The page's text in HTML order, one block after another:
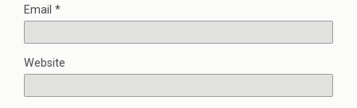
Email *
Website